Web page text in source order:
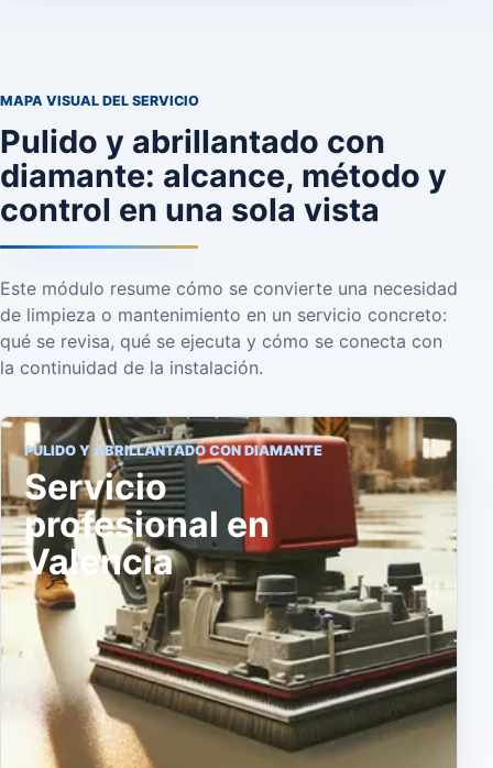
MAPA VISUAL DEL SERVICIO
Pulido y abrillantado con
diamante: alcance, método y
control en una sola vista
Este módulo resume cómo se convierte una necesidad
de limpieza o mantenimiento en un servicio concreto:
qué se revisa, qué se ejecuta y cómo se conecta con
la continuidad de la instalación.
PULIDO Y ABRILLANTADO CON DIAMANTE
Servicio
profesional en
Valencia